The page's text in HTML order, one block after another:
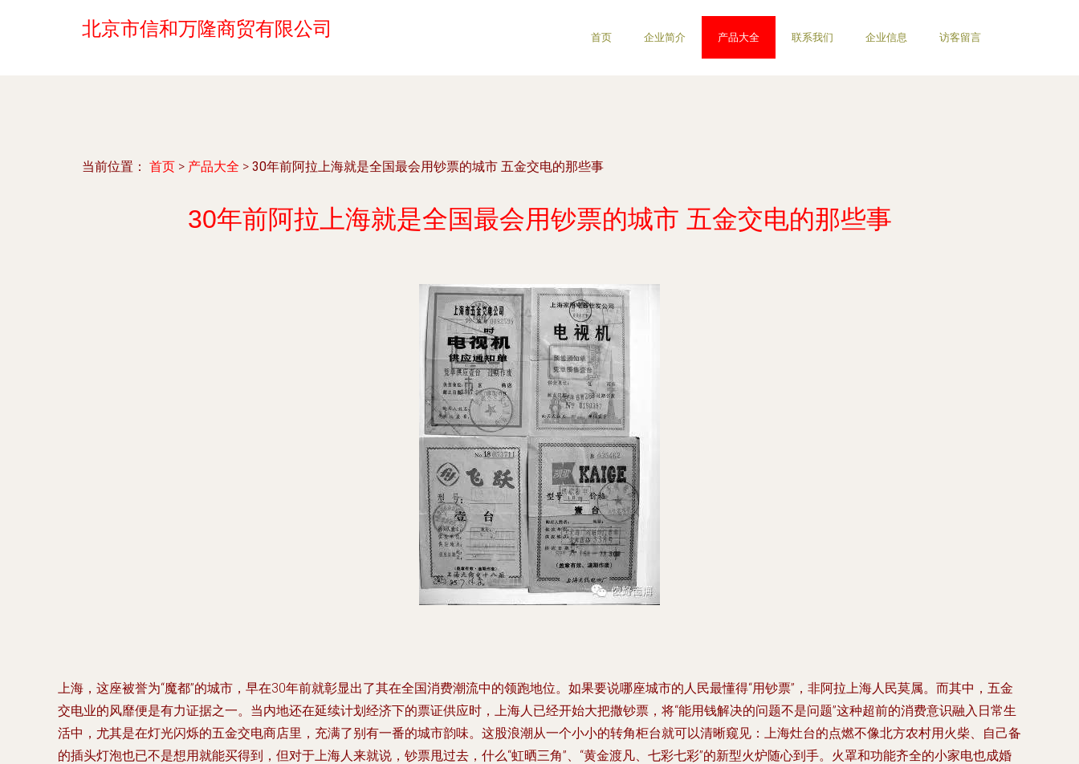
北京市信和万隆商贸有限公司 首页 企业简介 产品大全 联系我们 企业信息 访客留言
当前位置： 首页 > 产品大全 > 30年前阿拉上海就是全国最会用钞票的城市 五金交电的那些事
30年前阿拉上海就是全国最会用钞票的城市 五金交电的那些事
上海，这座被誉为“魔都”的城市，早在30年前就彰显出了其在全国消费潮流中的领跑地位。如果要说哪座城市的人民最懂得“用钞票”，非阿拉上海人民莫属。而其中，五金
交电业的风靡便是有力证据之一。当内地还在延续计划经济下的票证供应时，上海人已经开始大把撒钞票，将“能用钱解决的问题不是问题”这种超前的消费意识融入日常生
活中，尤其是在灯光闪烁的五金交电商店里，充满了别有一番的城市韵味。这股浪潮从一个小小的转角柜台就可以清晰窥见：上海灶台的点燃不像北方农村用火柴、自己备
的插头灯泡也已不是想用就能买得到，但对于上海人来就说，钞票甩过去，什么“虹晒三角”、“黄金渡凡、七彩七彩”的新型火炉随心到手。火罩和功能齐全的小家电也成婚